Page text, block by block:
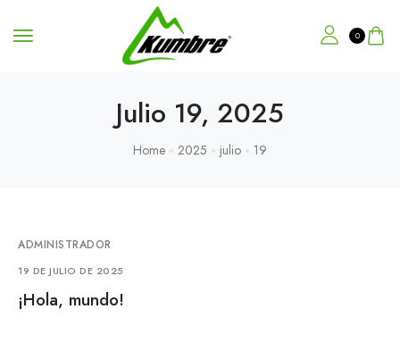
0
Julio 19, 2025
Home 2025 julio 19
ADMINISTRADOR
19 DE JULIO DE 2025
¡Hola, mundo!